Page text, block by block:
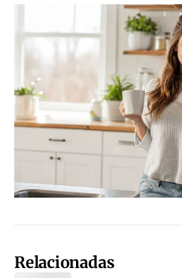
Relacionadas